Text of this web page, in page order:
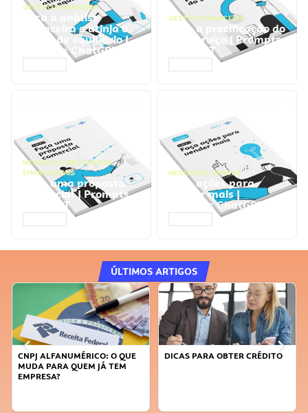
GESTÃO FINANCEIRA
Faça a análise
financeira e atinja o
ponto de equilíbrio |
Prompts ChatGPT
GESTÃO FINANCEIRA
Faça a precificação do
seu serviço | Prompts
ChatGPT
NEGÓCIOS, PROCESSOS
EMPRESARIAIS
Faça uma proposta
comercial | Prompts
ChatGPT
NEGÓCIOS, VENDAS
Faça ações para
vender mais |
Prompts ChatGPT
ÚLTIMOS ARTIGOS
O QUE
QUEM JÁ TEM
DICAS PARA OBTER CRÉDITO
FAÇA A